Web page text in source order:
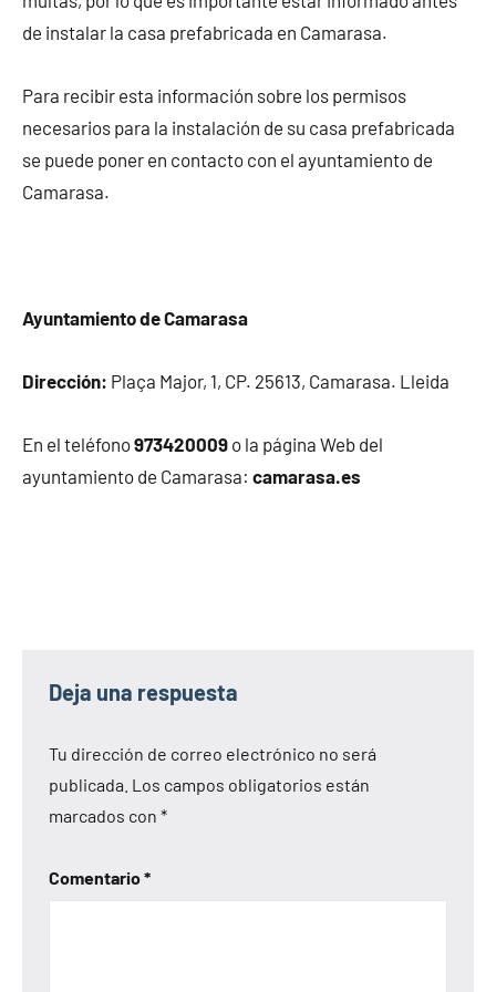
de instalar la casa prefabricada en Camarasa.
Para recibir esta información sobre los permisos
necesarios para la instalación de su casa prefabricada
se puede poner en contacto con el ayuntamiento de
Camarasa.
Ayuntamiento de Camarasa
Dirección: Plaça Major, 1, CP. 25613, Camarasa. Lleida
En el teléfono973420009 o la página Web del
ayuntamiento de Camarasa: camarasa.es
Deja una respuesta
Tu dirección de correo electrónico no será
publicada. Los campos obligatorios están
marcados con *
Comentario*